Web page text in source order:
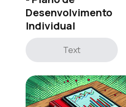
Desenvolvimento
Individual
Text